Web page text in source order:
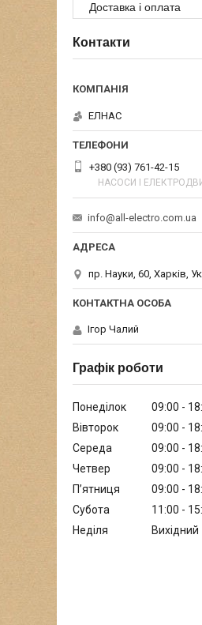
Доставка і оплата
Контакти
ЕЛНАС
+380 (93) 761-42-15
НАСОСИ І
info@all-electro.com.ua
пр. Науки, 60, Харків,
Ігор Чалий
Графік роботи
Понеділок 09:00
Вівторок
09:00
Середа
09:00
Четвер
09:00
Пʼятниця
09:00
Субота
11:00
Неділя
Вихідний